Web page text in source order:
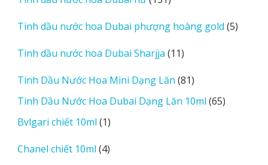
phẩm
Tinh dầu nước hoa Dubai phượng hoàng gold 55
Tinh dầu nước hoa Dubai Sharjja 1111
phẩm
Tinh Dầu Nước Hoa Mini Dạng Lăn 8181
sản
phẩm
Tinh Dầu Nước Hoa Dubai Dạng Lăn 10ml 6565
Bvlgari chiết 10ml 11
phẩm
Chanel chiết 10ml 44